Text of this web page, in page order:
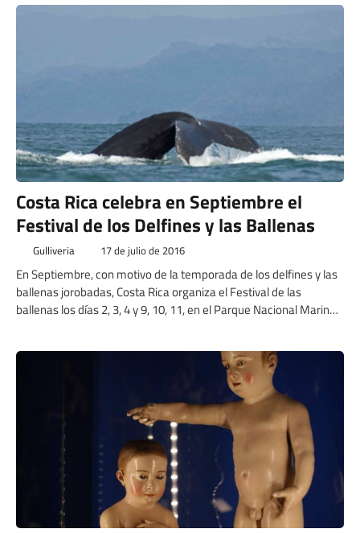
Costa Rica celebra en Septiembre el
Festival de los Delfines y las Ballenas
Gulliveria 17 de julio de 2016
En Septiembre, con motivo de la temporada de los delfines y las
ballenas jorobadas, Costa Rica organiza el Festival de las
ballenas los días 2, 3, 4 y 9, 10, 11, en el Parque Nacional Marino